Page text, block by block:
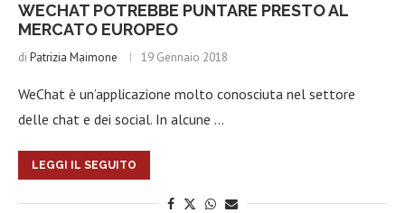
WECHAT POTREBBE PUNTARE PRESTO AL
MERCATO EUROPEO
di Patrizia Maimone 19 Gennaio 2018
WeChat è un’applicazione molto conosciuta nel settore
delle chat e dei social. In alcune …
LEGGI IL SEGUITO